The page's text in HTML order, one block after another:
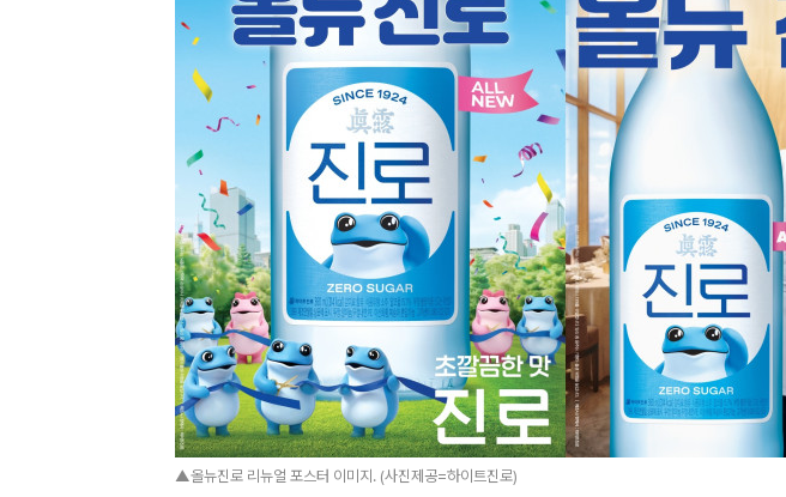
▲올뉴진로 리뉴얼 포스터 이미지. (사진제공=하이트진로)